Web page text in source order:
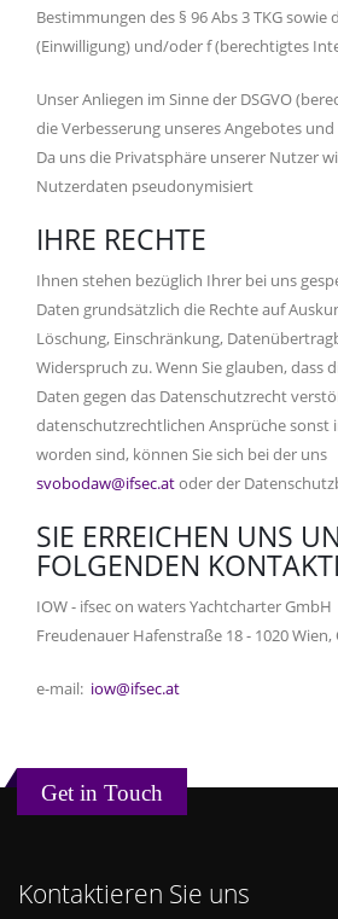
Bestimmungen des § 96 Abs 3 TKG sowie
(Einwilligung) und/oder f (berechtigtes
Unser Anliegen im Sinne der DSGVO
die Verbesserung unseres Angebotes
Da uns die Privatsphäre unserer Nutzer
Nutzerdaten pseudonymisiert
IHRE RECHTE
Ihnen stehen bezüglich Ihrer bei uns
Daten grundsätzlich die Rechte auf
Löschung, Einschränkung,
Widerspruch zu. Wenn Sie glauben, dass
Daten gegen das Datenschutzrecht
datenschutzrechtlichen Ansprüche sonst
worden sind, können Sie sich bei der uns
svobodaw@ifsec.atoder der
SIE ERREICHEN UNS
FOLGENDEN
IOW - ifsec on waters Yachtcharter GmbH
Freudenauer Hafenstraße 18 - 1020 Wien,
e-mail: iow@ifsec.at
Get in Touch
Kontaktieren Sie uns